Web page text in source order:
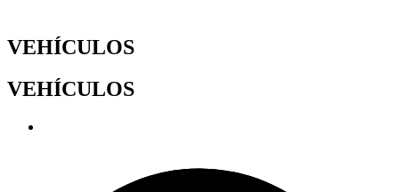
VEHÍCULOS
VEHÍCULOS